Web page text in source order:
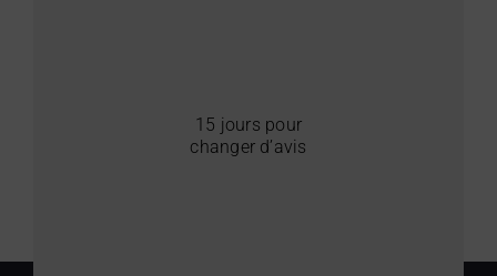
15 jours pour
changer d’avis